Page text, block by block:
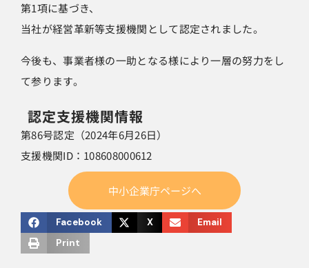
第1項に基づき、
当社が経営革新等支援機関として認定されました。
今後も、事業者様の一助となる様により一層の努力をし
て参ります。
認定支援機関情報
第86号認定（2024年6月26日）
支援機関ID：108608000612
中小企業庁ページへ
Facebook X
Email
Print